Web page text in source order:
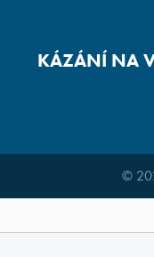
KÁZÁNÍ NA
©